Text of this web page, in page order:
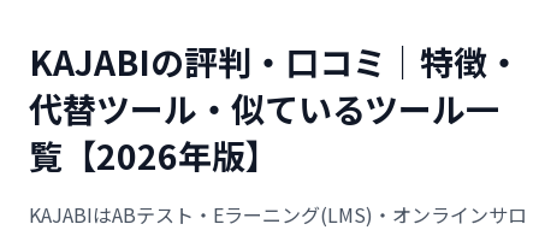
KAJABIの評判・口コミ｜特徴・
代替ツール・似ているツール一
覧【2026年版】
KAJABIはABテスト・Eラーニング(LMS)・オンラインサロ